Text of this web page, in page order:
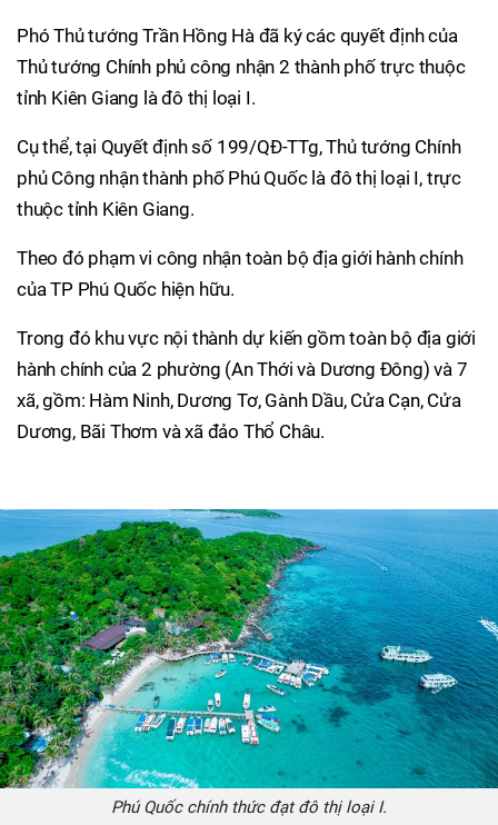
Phó Thủ tướng Trần Hồng Hà đã ký các quyết định của
Thủ tướng Chính phủ công nhận 2 thành phố trực thuộc
tỉnh Kiên Giang là đô thị loại I.
Cụ thể, tại Quyết định số 199/QĐ-TTg, Thủ tướng Chính
phủ Công nhận thành phố Phú Quốc là đô thị loại I, trực
thuộc tỉnh Kiên Giang.
Theo đó phạm vi công nhận toàn bộ địa giới hành chính
của TP Phú Quốc hiện hữu.
Trong đó khu vực nội thành dự kiến gồm toàn bộ địa giới
hành chính của 2 phường (An Thới và Dương Đông) và 7
xã, gồm: Hàm Ninh, Dương Tơ, Gành Dầu, Cửa Cạn, Cửa
Dương, Bãi Thơm và xã đảo Thổ Châu.
Phú Quốc chính thức đạt đô thị loại I.